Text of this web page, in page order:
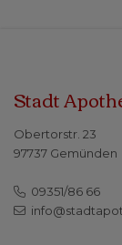
Stadt
Obertorstr. 23
97737 Gemünden
09351/86 66